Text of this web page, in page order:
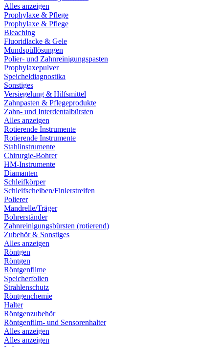
Alles anzeigen
Prophylaxe & Pflege
Prophylaxe & Pflege
Bleaching
Fluoridlacke & Gele
Mundspüllösungen
Polier- und Zahnreinigungspasten
Prophylaxepulver
Speicheldiagnostika
Sonstiges
Versiegelung & Hilfsmittel
Zahnpasten & Pflegeprodukte
Zahn- und Interdentalbürsten
Alles anzeigen
Rotierende Instrumente
Rotierende Instrumente
Stahlinstrumente
Chirurgie-Bohrer
HM-Instrumente
Diamanten
Schleifkörper
Schleifscheiben/Finierstreifen
Polierer
Mandrelle/Träger
Bohrerständer
Zahnreinigungsbürsten (rotierend)
Zubehör & Sonstiges
Alles anzeigen
Röntgen
Röntgen
Röntgenfilme
Speicherfolien
Strahlenschutz
Röntgenchemie
Halter
Röntgenzubehör
Röntgenfilm- und Sensorenhalter
Alles anzeigen
Alles anzeigen